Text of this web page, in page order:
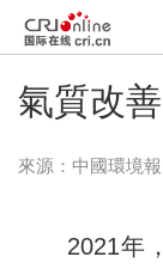
氣質改
來源： 中國環境報
2021年，